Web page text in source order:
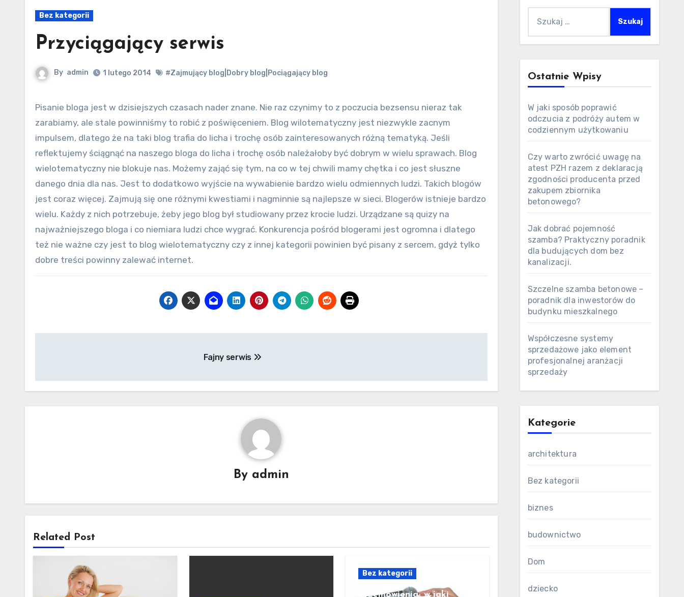
Bez kategorii
Przyciągający serwis
By admin 1 lutego 2014 #Zajmujący blog|Dobry blog|Pociągający blog
Pisanie bloga jest w dzisiejszych czasach nader znane. Nie raz czynimy to z poczucia bezsensu nieraz tak
zarabiamy, ale stale powinniśmy to robić z poświęceniem. Blog wilotematyczny jest niezwykle zacnym
impulsem, dlatego że na taki blog trafia do licha i trochę osób zainteresowanych różną tematyką. Jeśli
reflektujemy ściągnąć na naszego bloga do licha i trochę osób należałoby być dobrym w wielu sprawach. Blog
wielotematyczny nie blokuje nas. Możemy zająć się tym, na co w tej chwili mamy chętka i co jest słuszne
danego dnia dla nas. Jest to dodatkowo wyjście na wywabienie bardzo wielu odmiennych ludzi. Takich blogów
jest coraz więcej. Zajmują się one różnymi kwestiami i nagminnie są najlepsze w sieci. Blogerów istnieje bardzo
wielu. Każdy z nich potrzebuje, żeby jego blog był studiowany przez krocie ludzi. Urządzane są quizy na
najważniejszego bloga i co niemiara ludzi chce wygrać. Konkurencja pośród blogerami jest ogromna i dlatego
też nie ważne czy jest to blog wielotematyczny czy z innej kategorii powinien być pisany z sercem, gdyż tylko
dobre treści powinny zalewać internet.
Fajny serwis
By admin
Related Post
Bez kategorii
Przemówienia- w jaki
Ostatnie Wpisy
W jaki sposób poprawić
odczucia z podróży autem w
codziennym użytkowaniu
Czy warto zwrócić uwagę na
atest PZH razem z deklaracją
zgodności producenta przed
zakupem zbiornika
betonowego?
Jak dobrać pojemność
szamba? Praktyczny poradnik
dla budujących dom bez
kanalizacji.
Szczelne szamba betonowe –
poradnik dla inwestorów do
budynku mieszkalnego
Współczesne systemy
sprzedażowe jako element
profesjonalnej aranżacji
sprzedaży
Kategorie
architektura
Bez kategorii
biznes
budownictwo
Dom
dziecko